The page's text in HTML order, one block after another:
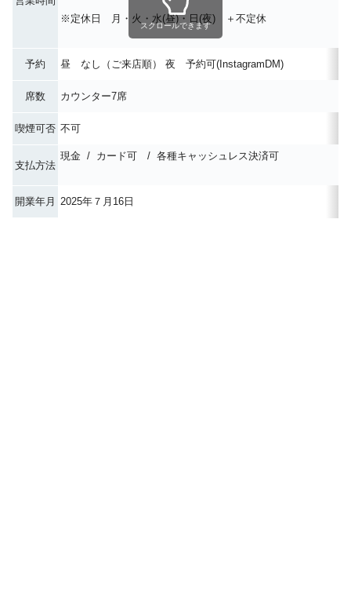
※定休日 月・火・水(昼)・日(夜) ＋不定休
予約 昼 なし（ご来店順） 夜 予約可(InstagramDM)
席数 カウンター7席
喫煙可否 不可
支払方法
現金 / カード可 / 各種キャッシュレス決済可
開業年月 2025年７月16日
スクロールできます